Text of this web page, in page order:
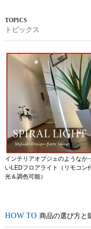
トピックス
インテリアオブジェのようなか
いLEDフロアライト（リモコン
光＆調色可能）
商品の選び方と